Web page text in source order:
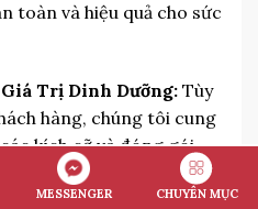
toàn và hiệu quả cho sức
Trị Dinh Dưỡng: Tùy
hàng, chúng tôi cung
kích cỡ và đóng gói
được mọi nhu cầu và
MESSENGER CHUYÊN MỤC